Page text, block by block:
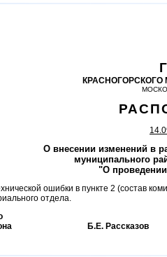
О внесении изменений в
муниципального
"О
ошибки в пункте 2 (состав
отдела.
района Б.Е. Рассказов